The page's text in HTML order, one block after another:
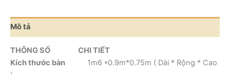
Mô tả
THÔNG SỐ CHI TIẾT
Kích thước bàn
1m6 *0.9m*0.75m ( Dài * Rộng * Cao